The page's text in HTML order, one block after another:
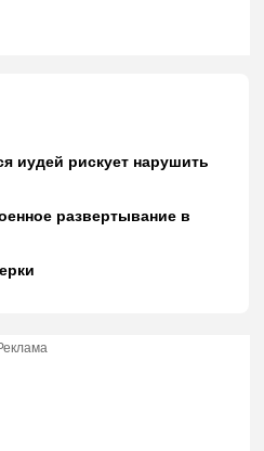
иудей рискует нарушить
развертывание в